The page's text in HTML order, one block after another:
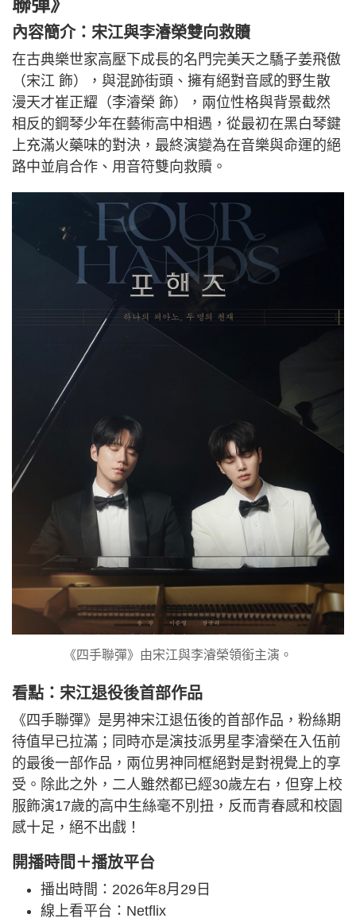
內容簡介：宋江與李濬榮雙向救贖
在古典樂世家高壓下成長的名門完美天之驕子姜飛傲
（宋江 飾），與混跡街頭、擁有絕對音感的野生散
漫天才崔正耀（李濬榮 飾），兩位性格與背景截然
相反的鋼琴少年在藝術高中相遇，從最初在黑白琴鍵
上充滿火藥味的對決，最終演變為在音樂與命運的絕
路中並肩合作、用音符雙向救贖。
《四手聯彈》由宋江與李濬榮領銜主演。
看點：宋江退役後首部作品
《四手聯彈》是男神宋江退伍後的首部作品，粉絲期
待值早已拉滿；同時亦是演技派男星李濬榮在入伍前
的最後一部作品，兩位男神同框絕對是對視覺上的享
受。除此之外，二人雖然都已經30歲左右，但穿上校
服飾演17歲的高中生絲毫不別扭，反而青春感和校園
感十足，絕不出戲！
開播時間＋播放平台
播出時間：2026年8月29日
線上看平台：Netflix